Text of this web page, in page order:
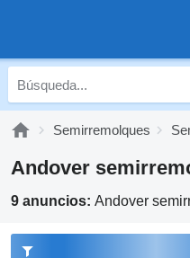
Semirremolques
Andover
9 anuncios: Andover